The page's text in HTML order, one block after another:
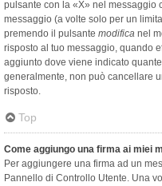
pulsante con la «X» nel messaggio
messaggio (a volte solo per un
premendo il pulsante modifica nel
risposto al tuo messaggio, quando
aggiunto dove viene indicato
generalmente, non può cancellare
risposto.
Top
Come aggiungo una firma ai miei
Per aggiungere una firma ad un
Pannello di Controllo Utente. Una